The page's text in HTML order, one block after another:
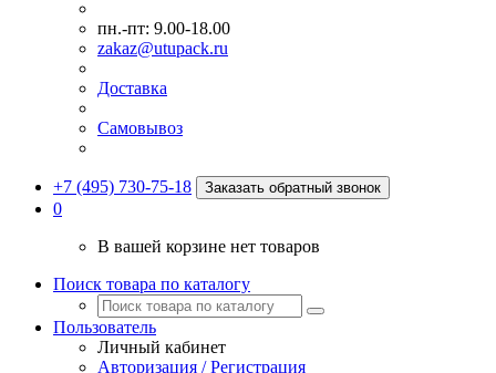
пн.-пт: 9.00-18.00
zakaz@utupack.ru
Доставка
Самовывоз
+7 (495) 730-75-18 Заказать обратный звонок
0
В вашей корзине нет товаров
Поиск товара по каталогу
Пользователь
Личный кабинет
Авторизация / Регистрация